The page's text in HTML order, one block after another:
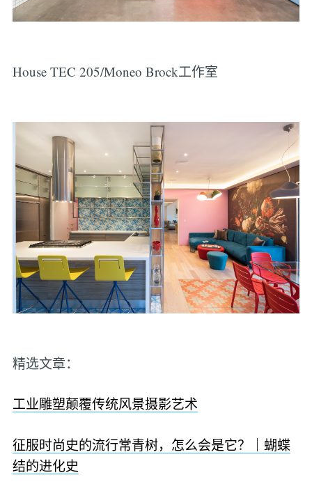
House TEC 205/Moneo Brock工作室
精选文章：
工业雕塑颠覆传统风景摄影艺术
征服时尚史的流行常青树，怎么会是它？｜蝴蝶
结的进化史